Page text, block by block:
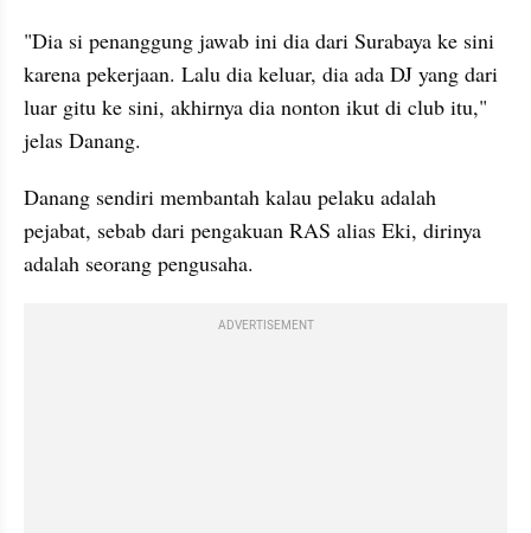
"Dia si penanggung jawab ini dia dari Surabaya ke sini
karena pekerjaan. Lalu dia keluar, dia ada DJ yang dari
luar gitu ke sini, akhirnya dia nonton ikut di club itu,"
jelas Danang.
Danang sendiri membantah kalau pelaku adalah
pejabat, sebab dari pengakuan RAS alias Eki, dirinya
adalah seorang pengusaha.
ADVERTISEMENT